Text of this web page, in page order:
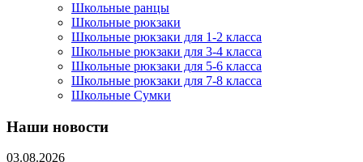
Школьные ранцы
Школьные рюкзаки
Школьные рюкзаки для 1-2 класса
Школьные рюкзаки для 3-4 класса
Школьные рюкзаки для 5-6 класса
Школьные рюкзаки для 7-8 класса
Школьные Сумки
Наши новости
03.08.2026